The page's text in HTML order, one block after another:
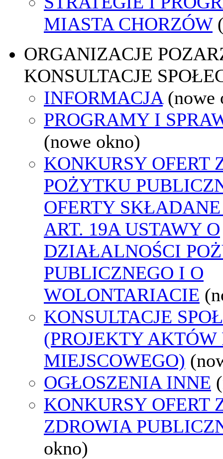
MIASTA CHORZÓW
ORGANIZACJE
KONSULTACJE
INFORMACJA (nowe
PROGRAMY I
(nowe okno)
KONKURSY OFERT
POŻYTKU
OFERTY
ART. 19A USTAWY O
DZIAŁALNOŚCI
PUBLICZNEGO I O
WOLONTARIACIE
KONSULTACJE
(PROJEKTY AKTÓW
MIEJSCOWEGO)
OGŁOSZENIA INNE
KONKURSY OFERT
ZDROWIA
okno)